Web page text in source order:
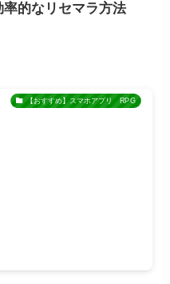
的なリセマラ方法
【おすすめ】スマホアプリ RPG